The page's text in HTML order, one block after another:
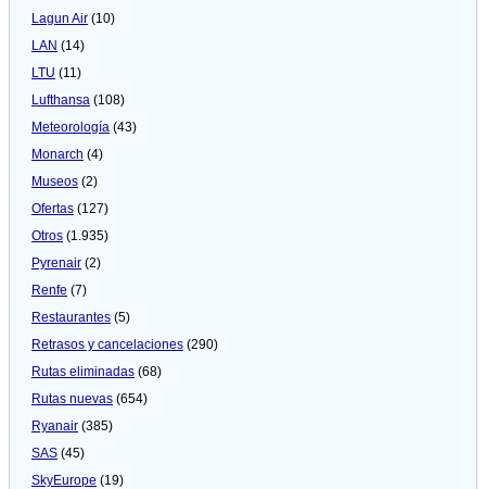
Lagun Air (10)
LAN (14)
LTU (11)
Lufthansa (108)
Meteorologí­a (43)
Monarch (4)
Museos (2)
Ofertas (127)
Otros (1.935)
Pyrenair (2)
Renfe (7)
Restaurantes (5)
Retrasos y cancelaciones (290)
Rutas eliminadas (68)
Rutas nuevas (654)
Ryanair (385)
SAS (45)
SkyEurope (19)